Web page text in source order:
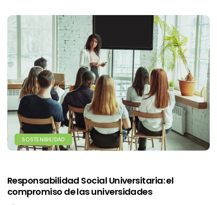
SOSTENIBILIDAD
Responsabilidad Social Universitaria: el
compromiso de las universidades